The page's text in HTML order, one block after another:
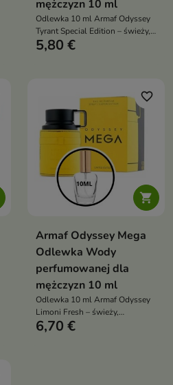
mężczyzn 10 ml
Odlewka 10 ml Armaf Odyssey
Tyrant Special Edition – świeży,
cytrusowo-aromatyczny,
5,80 €

favorite_border
Armaf Odyssey Mega
Odlewka Wody
perfumowanej dla
mężczyzn 10 ml
Odlewka 10 ml Armaf Odyssey
Limoni Fresh – świeży,
cytrusowy, energetyczny zapach
6,70 €